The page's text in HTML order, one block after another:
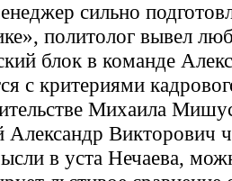
сильно
политолог вывел
блок в команде
с критериями
Михаила
Александр Викторович
в уста Нечаева,